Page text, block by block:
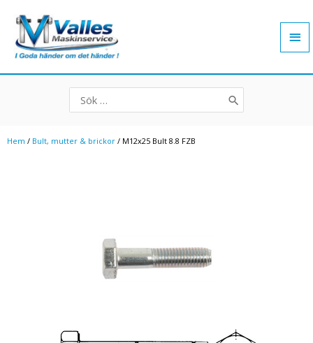
innehåll
Search
for:
Hem / Bult, mutter & brickor / M12x25 Bult 8.8 FZB